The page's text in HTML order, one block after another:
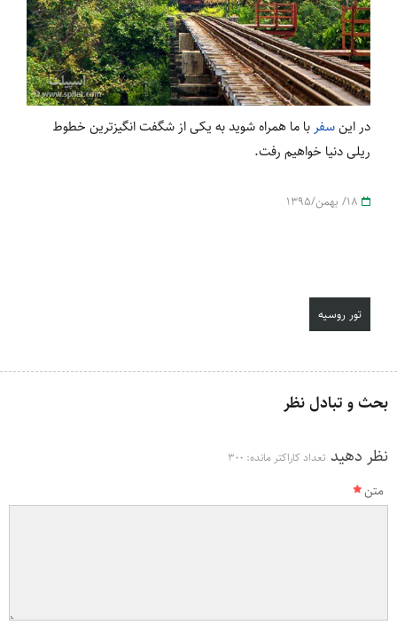
در اینسفر با ما همراه شوید به یکی از شگفت انگیزترین خطوط
ریلی دنیا خواهیم رفت.
تور روسیه
بحث و تبادل نظر
نظر دهید تعداد کاراکتر مانده: 300
متن